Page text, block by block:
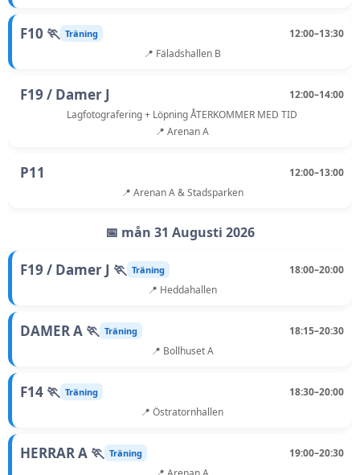
F10 🏃 Träning
12:00–13:30
📍 Fäladshallen B
F19 / Damer J
12:00–14:00
Lagfotografering + Löpning ÅTERKOMMER MED TID
📍 Arenan A
P11
12:00–13:00
📍 Arenan A & Stadsparken
📅 mån 31 Augusti 2026
F19 / Damer J 🏃 Träning
18:00–20:00
📍 Heddahallen
DAMER A 🏃 Träning
18:15–20:30
📍 Bollhuset A
F14 🏃 Träning
18:30–20:00
📍 Östratornhallen
HERRAR A 🏃 Träning
19:00–20:30